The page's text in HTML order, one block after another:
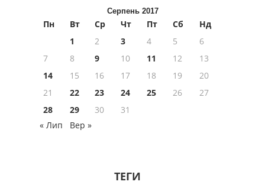
Серпень 2017
Пн Вт Ср Чт Пт Сб
Нд
1
2 3 4 5
6
7
8 9 10 11 12
13
14
15 16 17 18 19
20
21
22 23 24 25 26
27
28
29 30
31
« Лип
Вер »
ТЕГИ